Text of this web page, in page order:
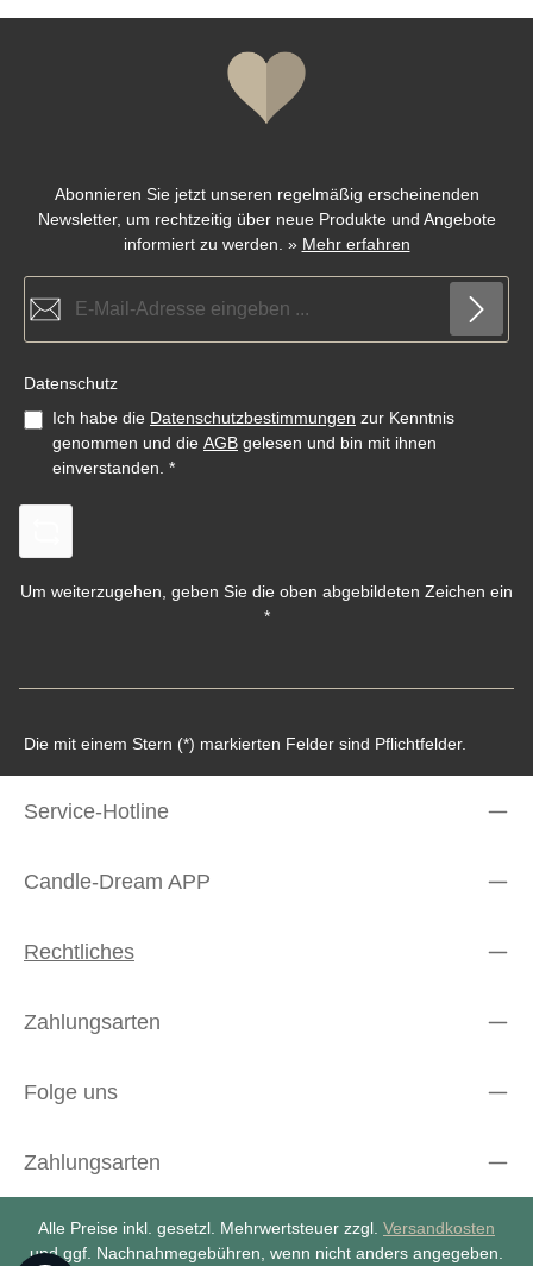
Abonnieren Sie jetzt unseren regelmäßig erscheinenden
Newsletter, um rechtzeitig über neue Produkte und Angebote
informiert zu werden. » Mehr erfahren
Datenschutz
Ich habe die Datenschutzbestimmungen zur Kenntnis
genommen und die AGB gelesen und bin mit ihnen
einverstanden. *
Um weiterzugehen, geben Sie die oben abgebildeten Zeichen ein
*
Die mit einem Stern (*) markierten Felder sind Pflichtfelder.
Service-Hotline
Candle-Dream APP
Rechtliches
Zahlungsarten
Folge uns
Zahlungsarten
Alle Preise inkl. gesetzl. Mehrwertsteuer zzgl. Versandkosten
und ggf. Nachnahmegebühren, wenn nicht anders angegeben.